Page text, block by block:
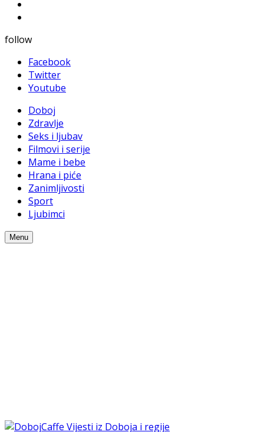
follow
Facebook
Twitter
Youtube
Doboj
Zdravlje
Seks i ljubav
Filmovi i serije
Mame i bebe
Hrana i piće
Zanimljivosti
Sport
Ljubimci
Menu